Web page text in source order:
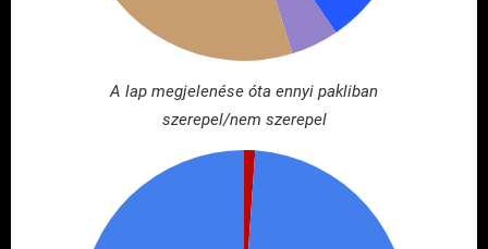
A lap megjelenése óta ennyi pakliban
szerepel/nem szerepel